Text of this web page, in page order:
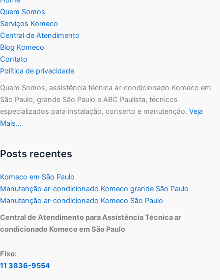
Quem Somos
Serviços Komeco
Central de Atendimento
Blog Komeco
Contato
Política de privacidade
Quem Somos, assistência técnica ar-condicionado Komeco em
São Paulo, grande São Paulo e ABC Paulista, técnicos
especializados para instalação, conserto e manutenção. Veja
Mais…
Posts recentes
Komeco em São Paulo
Manutenção ar-condicionado Komeco grande São Paulo
Manutenção ar-condicionado Komeco São Paulo
Central de Atendimento para Assistência Técnica ar
condicionado Komeco em São Paulo
Fixo:
11 3836-9554